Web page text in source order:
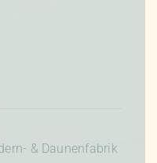
& Daunenfabrik